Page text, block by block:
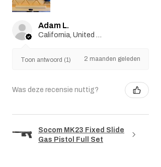
Adam L.
Toon antwoord (1) 2 maanden geleden
Was deze recensie nuttig?
Socom MK23 Fixed Slide
Gas Pistol Full Set